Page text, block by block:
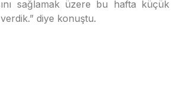
sağlamak üzere bu hafta küçük
diye konuştu.